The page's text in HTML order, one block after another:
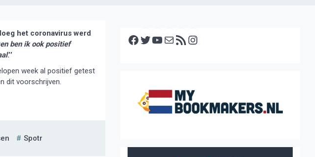
het coronavirus werd
ben ik ook positief
.’’
week al positief getest
dit voorschrijven.
Spotr
Facebook Twitter YouTube E-mail RSS feed